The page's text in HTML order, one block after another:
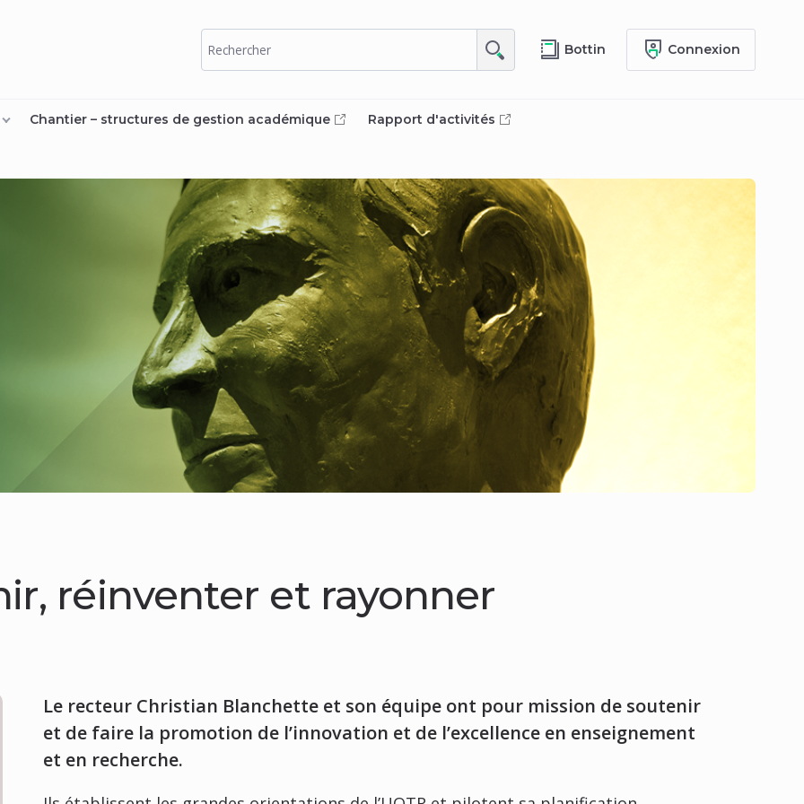
Bottin Connexion
Chantier – structures de gestion académique Rapport d'activités
réinventer et rayonner
Le recteur Christian Blanchette et son équipe ont pour mission de soutenir
et de faire la promotion de l’innovation et de l’excellence en enseignement
et en recherche.